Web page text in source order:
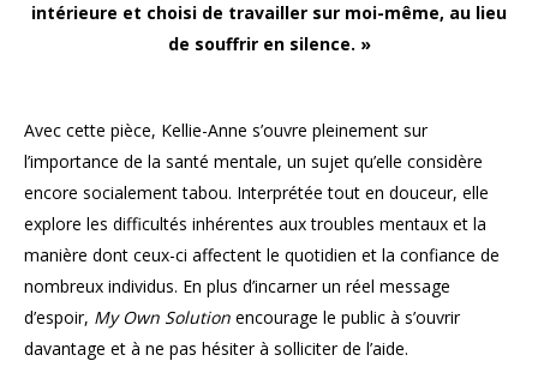
intérieure et choisi de travailler sur moi-même, au lieu
de souffrir en silence. »
Avec cette pièce, Kellie-Anne s’ouvre pleinement sur
l’importance de la santé mentale, un sujet qu’elle considère
encore socialement tabou. Interprétée tout en douceur, elle
explore les difficultés inhérentes aux troubles mentaux et la
manière dont ceux-ci affectent le quotidien et la confiance de
nombreux individus. En plus d’incarner un réel message
d’espoir, My Own Solution encourage le public à s’ouvrir
davantage et à ne pas hésiter à solliciter de l’aide.